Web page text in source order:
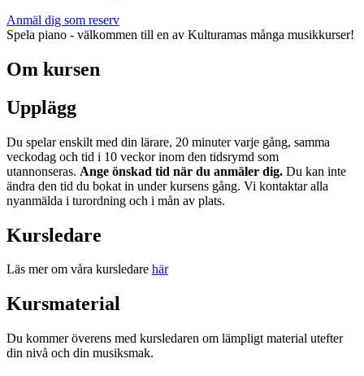
Anmäl dig som reserv
Spela piano - välkommen till en av Kulturamas många musikkurser!
Om kursen
Upplägg
Du spelar enskilt med din lärare, 20 minuter varje gång, samma
veckodag och tid i 10 veckor inom den tidsrymd som
utannonseras. Ange önskad tid när du anmäler dig. Du kan inte
ändra den tid du bokat in under kursens gång. Vi kontaktar alla
nyanmälda i turordning och i mån av plats.
Kursledare
Läs mer om våra kursledare här
Kursmaterial
Du kommer överens med kursledaren om lämpligt material utefter
din nivå och din musiksmak.